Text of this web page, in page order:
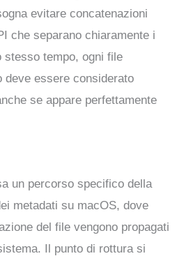
evitare concatenazioni
che separano chiaramente i
stesso tempo, ogni file
deve essere considerato
se appare perfettamente
un percorso specifico della
metadati su macOS, dove
del file vengono propagati
Il punto di rottura si